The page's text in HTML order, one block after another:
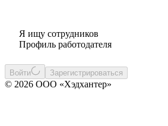
Я ищу сотрудников
Профиль работодателя
Войти Зарегистрироваться
© 2026 ООО «Хэдхантер»